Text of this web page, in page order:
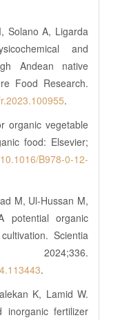
Solano A, Ligarda
and
Andean native
Food Research.
.
organic vegetable
food: Elsevier;
B978-0-12-
M, Ul-Hussan M,
potential organic
Scientia
.
K, Lamid W.
inorganic fertilizer